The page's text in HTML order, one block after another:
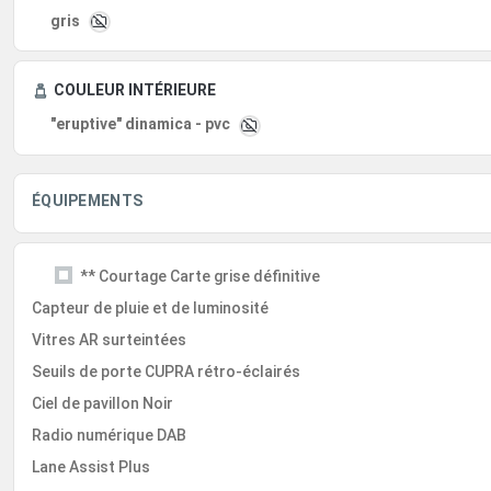
gris
COULEUR INTÉRIEURE
"eruptive" dinamica - pvc
ÉQUIPEMENTS
** Courtage Carte grise définitive
Capteur de pluie et de luminosité
Vitres AR surteintées
Seuils de porte CUPRA rétro-éclairés
Ciel de pavillon Noir
Radio numérique DAB
Lane Assist Plus